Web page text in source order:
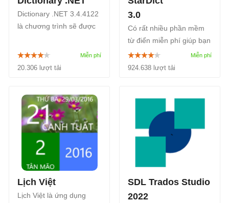
Dictionary .NET 3.4.4122
là chương trình sẽ được
Google Translate mang
20.306 lượt tải
3.0
Có rất nhiều phần mềm
từ điển miễn phí giúp bạn
tra từ điển ngay tại máy
tính của mình. Và trong
924.638 lượt tải
Lịch Việt
Lịch Việt là ứng dụng
SDL Trados Studio
2022